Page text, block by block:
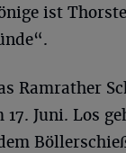
ist
Ramrather
17. Juni. Los